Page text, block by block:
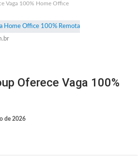
Vaga 100% Home Office
Oferece Vaga 100%
de 2026